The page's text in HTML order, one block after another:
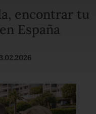
encontrar tu
España